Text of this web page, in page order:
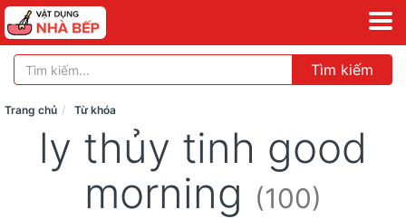
Tìm kiếm
Trang chủ Từ khóa
ly thủy tinh good
morning (100)